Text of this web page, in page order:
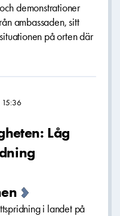
demonstrationer
ambassaden, sitt
på orten där
15:36
Låg
i landet på